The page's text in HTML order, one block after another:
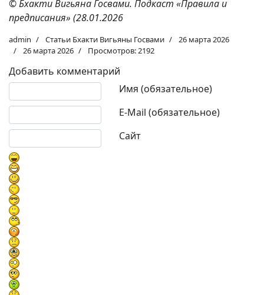
© Бхакти Вигьяна Госвами. Подкаст «Правила и
предписания» (28.01.2026
admin Статьи Бхакти Вигьяны Госвами
26 марта 2026
26 марта 2026
Просмотров: 2192
Добавить комментарий
Имя (обязательное)
E-Mail (обязательное)
Сайт
Текст комментария